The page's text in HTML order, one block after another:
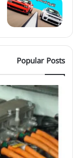
Popular Posts